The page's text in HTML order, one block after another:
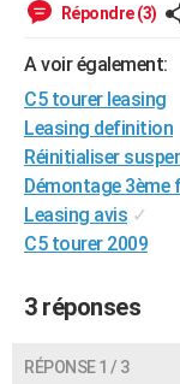
Art de vivre
Bien-être
Loisirs
Mode
Modes de vie
Alimentation
Guide de la santé
Maladies
Médicaments
Sommeil
Destinations
City break
Voyage nature
Voyage de noces
Forum
Climat
+PHOTO
GUIDES D'ACHAT
BONS PLANS
Carte de Noël
Carte Bonne année
Carte Saint-Valentin
Carte Pâques
Carte d'anniversaire
DICTIONNAIRE
Dictionnaire
Biographies
Citations
Expressions
Proverbes
PROGRAMME TV
Répondre (3)
A voir également:
C5 tourer leasing
Leasing definition
Réinitialiser
Démontage
Leasing avis ✓
C5 tourer 2009
3 réponses
RÉPONSE 1 / 3